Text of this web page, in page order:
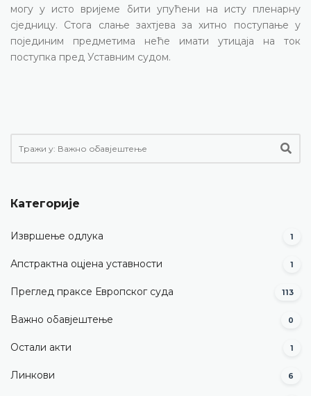
могу у исто вријеме бити упућени на исту пленарну
сједницу. Стога слање захтјева за хитно поступање у
појединим предметима неће имати утицаја на ток
поступка пред Уставним судом.
Категорије
Извршење одлука 1
Апстрактна оцјена уставности 1
Преглед праксе Европског суда 113
Важно обавјештење 0
Остали акти 1
Линкови 6